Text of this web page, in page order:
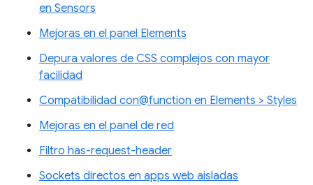
en Sensors
Mejoras en el panel Elements
Depura valores de CSS complejos con mayor
facilidad
Compatibilidad con@function en Elements > Styles
Mejoras en el panel de red
Filtro has-request-header
Sockets directos en apps web aisladas